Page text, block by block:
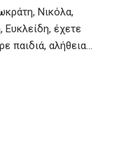
Νικόλα,
έχετε
παιδιά, αλήθεια…